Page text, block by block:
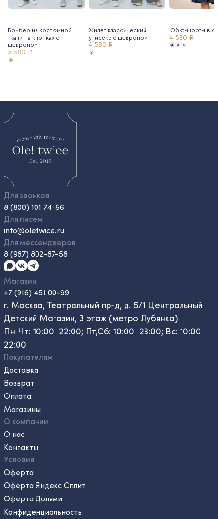
Бомбер из костюмной
ткани на кнопках с
шевроном
5 580 ₽
Жилет классический
унисекс с шевроном
4 580 ₽
Юбка-шорты в
4 580 ₽
Для звонков
8 (800) 101 74-56
Для писем
info@oletwice.ru
Для мессенджеров
8 (987) 802-87-58
Магазин
+7 (916) 451 00-99
г. Москва, Театральный пр-д, д. 5/1 Центральный
Детский Магазин, 3 этаж (метро Лубянка)
Пн-Чт: 10:00–22:00; Пт,Сб: 10:00–23:00; Вс: 10:00–
22:00
Покупателям
Доставка
Возврат
Оплата
Магазины
О компании
О нас
Контакты
Условия
Оферта
Оферта Яндекс Сплит
Оферта Долями
Конфиденциальность